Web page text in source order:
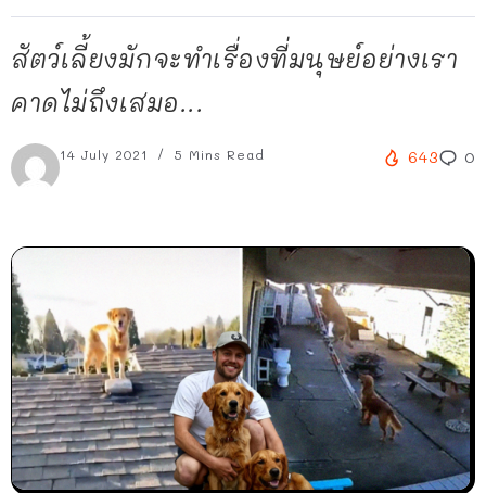
สัตว์เลี้ยงมักจะทำเรื่องที่มนุษย์อย่างเรา
คาดไม่ถึงเสมอ...
14 July 2021 5 Mins Read 643 0